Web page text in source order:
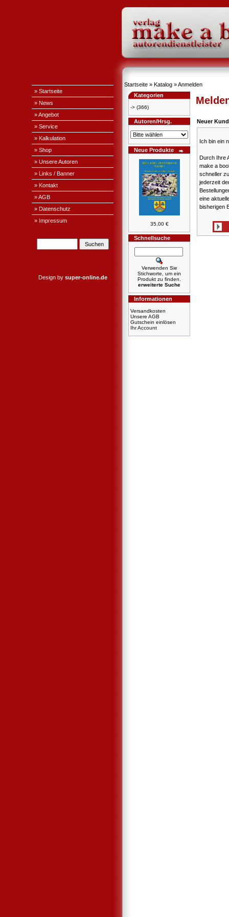
» Startseite
» News
» Angebot
» Service
» Kalkulation
» Shop
» Unsere Autoren
» Links / Banner
» Kontakt
» AGB
» Datenschutz
» Impressum
Design by super-online.de
Startseite » Katalog »Anmelden
Kategorien
-> (366)
Autoren/Hrsg.
Neue Produkte
35,00 €
Schnellsuche
Verwenden Sie
Stichworte, um ein
Produkt zu finden.
erweiterte Suche
Informationen
Versandkosten
Unsere AGB
Gutschein einlösen
Ihr Account
Neuer
Ich bin ein
Durch Ihre
make a
schneller
jederzeit
eine
bisherigen